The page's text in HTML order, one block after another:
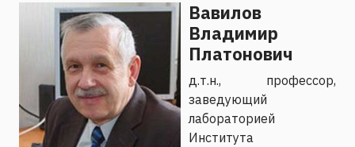
Вавилов
Владимир
Платонович
д.т.н., профессор,
заведующий
лабораторией
Института